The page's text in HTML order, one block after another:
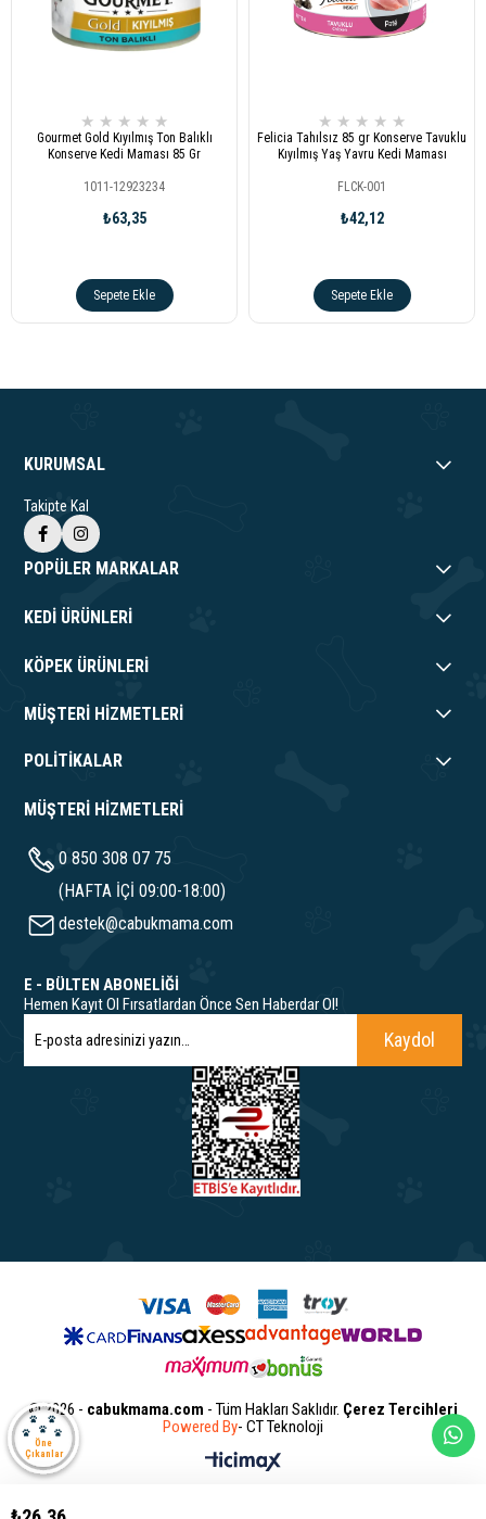
★ ★ ★ ★ ★
Gourmet Gold Kıyılmış Ton Balıklı
Konserve Kedi Maması 85 Gr
1011-12923234
₺63,35
Sepete Ekle
★ ★ ★ ★ ★
Felicia Tahılsız 85 gr Konserve Tavuklu
Kıyılmış Yaş Yavru Kedi Maması
FLCK-001
₺42,12
Sepete Ekle
KURUMSAL
Takipte Kal
POPÜLER MARKALAR
KEDİ ÜRÜNLERİ
KÖPEK ÜRÜNLERİ
MÜŞTERİ HİZMETLERİ
POLİTİKALAR
MÜŞTERİ HİZMETLERİ
0 850 308 07 75
(HAFTA İÇİ 09:00-18:00)
destek@cabukmama.com
E - BÜLTEN ABONELİĞİ
Hemen Kayıt Ol Fırsatlardan Önce Sen Haberdar Ol!
Kaydol
© 2026 - cabukmama.com - Tüm Hakları Saklıdır. Çerez Tercihleri
Powered By- CT Teknoloji
Öne
Çıkanlar